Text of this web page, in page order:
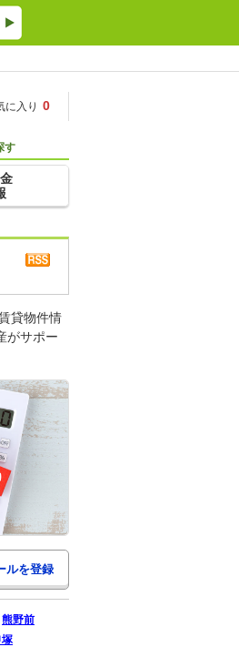
に入り 0
す
貸物件情
がサポー
熊野前
塚